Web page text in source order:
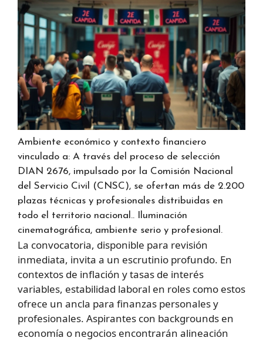
Ambiente económico y contexto financiero
vinculado a: A través del proceso de selección
DIAN 2676, impulsado por la Comisión Nacional
del Servicio Civil (CNSC), se ofertan más de 2.200
plazas técnicas y profesionales distribuidas en
todo el territorio nacional.. Iluminación
cinematográfica, ambiente serio y profesional.
La convocatoria, disponible para revisión
inmediata, invita a un escrutinio profundo. En
contextos de inflación y tasas de interés
variables, estabilidad laboral en roles como estos
ofrece un ancla para finanzas personales y
profesionales. Aspirantes con backgrounds en
economía o negocios encontrarán alineación